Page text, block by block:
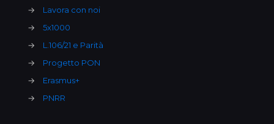
→
Lavora con noi
→
5x1000
→
L.106/21 e Parità
→
Progetto PON
→
Erasmus+
→
PNRR